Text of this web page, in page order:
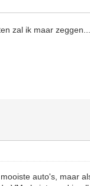
zal ik maar zeggen...
auto's, maar